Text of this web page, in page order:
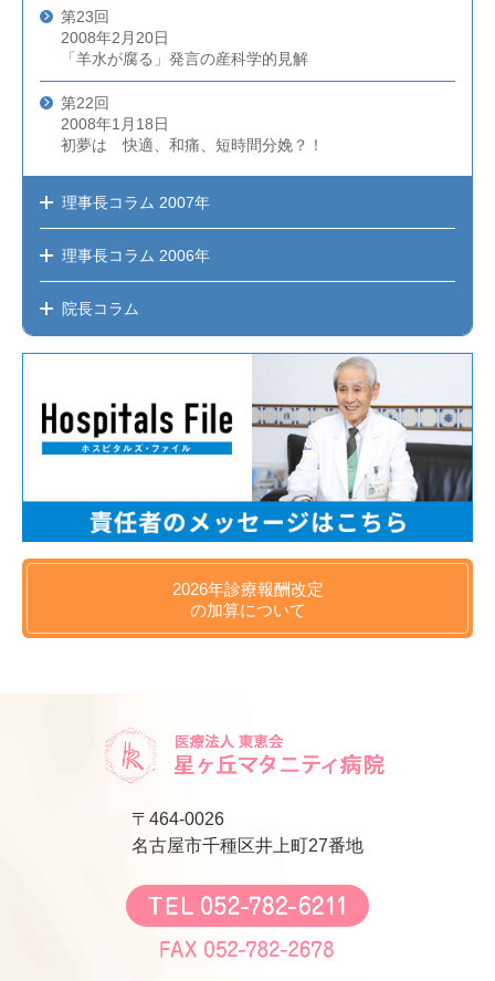
第23回
2008年2月20日
「羊水が腐る」発言の産科学的見解
第22回
2008年1月18日
初夢は 快適、和痛、短時間分娩？！
理事長コラム 2007年
理事長コラム 2006年
院長コラム
2026年診療報酬改定
の加算について
〒464-0026
名古屋市千種区井上町27番地